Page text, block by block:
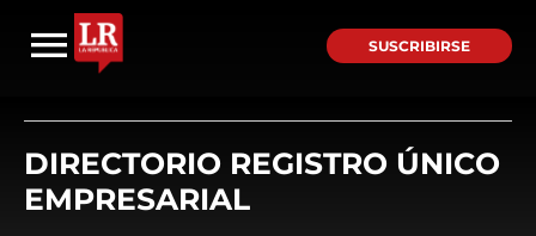
SUSCRIBIRSE
DIRECTORIO REGISTRO ÚNICO
EMPRESARIAL